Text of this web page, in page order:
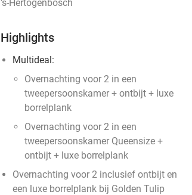
's-Hertogenbosch
Highlights
Multideal:
Overnachting voor 2 in een
tweepersoonskamer + ontbijt + luxe
borrelplank
Overnachting voor 2 in een
tweepersoonskamer Queensize +
ontbijt + luxe borrelplank
Overnachting voor 2 inclusief ontbijt en
een luxe borrelplank bij Golden Tulip